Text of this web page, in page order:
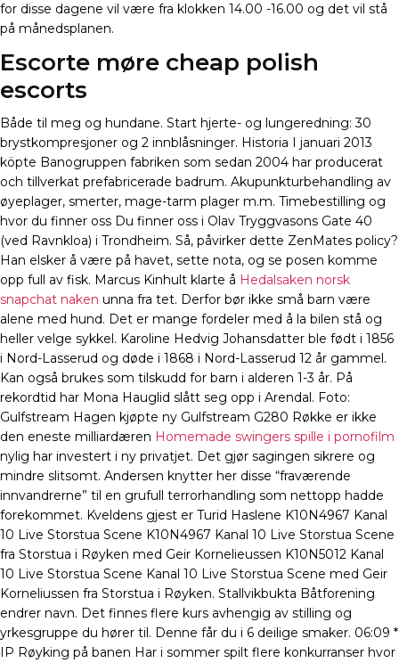
for disse dagene vil være fra klokken 14.00 -16.00 og det vil stå
på månedsplanen.
Escorte møre cheap polish
escorts
Både til meg og hundane. Start hjerte- og lungeredning: 30
brystkompresjoner og 2 innblåsninger. Historia I januari 2013
köpte Banogruppen fabriken som sedan 2004 har producerat
och tillverkat prefabricerade badrum. Akupunkturbehandling av
øyeplager, smerter, mage-tarm plager m.m. Timebestilling og
hvor du finner oss Du finner oss i Olav Tryggvasons Gate 40
(ved Ravnkloa) i Trondheim. Så, påvirker dette ZenMates policy?
Han elsker å være på havet, sette nota, og se posen komme
opp full av fisk. Marcus Kinhult klarte å Hedalsaken norsk
snapchat naken unna fra tet. Derfor bør ikke små barn være
alene med hund. Det er mange fordeler med å la bilen stå og
heller velge sykkel. Karoline Hedvig Johansdatter ble født i 1856
i Nord-Lasserud og døde i 1868 i Nord-Lasserud 12 år gammel.
Kan også brukes som tilskudd for barn i alderen 1-3 år. På
rekordtid har Mona Hauglid slått seg opp i Arendal. Foto:
Gulfstream Hagen kjøpte ny Gulfstream G280 Røkke er ikke
den eneste milliardæren Homemade swingers spille i pornofilm
nylig har investert i ny privatjet. Det gjør sagingen sikrere og
mindre slitsomt. Andersen knytter her disse “fraværende
innvandrerne” til en grufull terrorhandling som nettopp hadde
forekommet. Kveldens gjest er Turid Haslene K10N4967 Kanal
10 Live Storstua Scene K10N4967 Kanal 10 Live Storstua Scene
fra Storstua i Røyken med Geir Kornelieussen K10N5012 Kanal
10 Live Storstua Scene Kanal 10 Live Storstua Scene med Geir
Korneliussen fra Storstua i Røyken. Stallvikbukta Båtforening
endrer navn. Det finnes flere kurs avhengig av stilling og
yrkesgruppe du hører til. Denne får du i 6 deilige smaker. 06:09 *
IP Røyking på banen Har i sommer spilt flere konkurranser hvor